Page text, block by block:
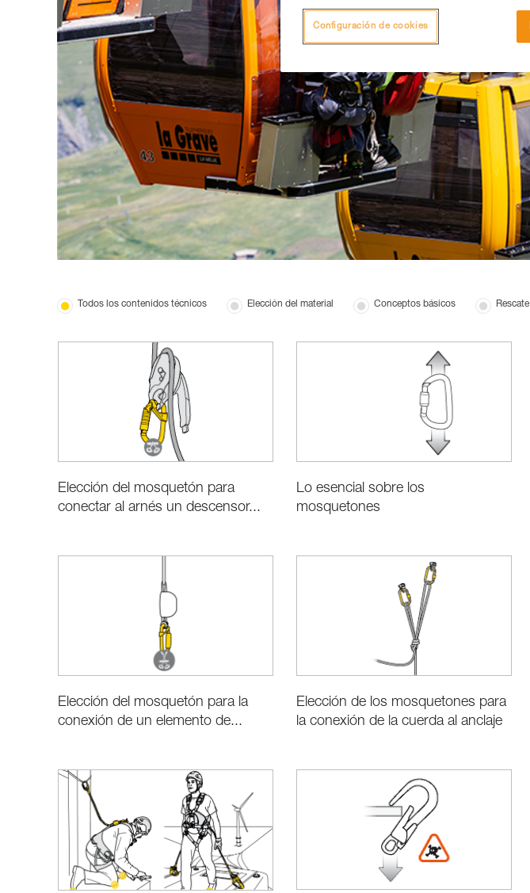
Todos los contenidos técnicos Elección del material Conceptos básicos Rescate
Elección del mosquetón para
conectar al arnés un descensor...
Lo esencial sobre los
mosquetones
Elección del mosquetón para la
conexión de un elemento de...
Elección de los mosquetones para
la conexión de la cuerda al anclaje
Configuración de cookies